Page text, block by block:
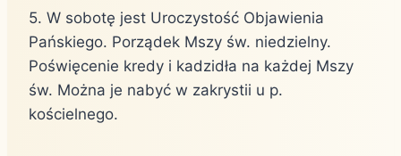
5. W sobotę jest Uroczystość Objawienia
Pańskiego. Porządek Mszy św. niedzielny.
Poświęcenie kredy i kadzidła na każdej Mszy
św. Można je nabyć w zakrystii u p.
kościelnego.